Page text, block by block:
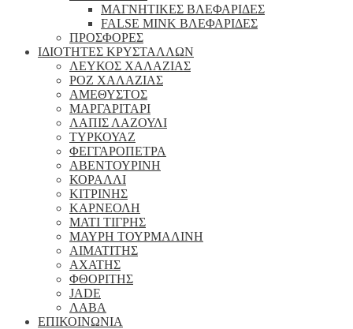
ΜΑΓΝΗΤΙΚΕΣ ΒΛΕΦΑΡΙΔΕΣ
FALSE MINK ΒΛΕΦΑΡΙΔΕΣ
ΠΡΟΣΦΟΡΕΣ
ΙΔΙΟΤΗΤΕΣ ΚΡΥΣΤΑΛΛΩΝ
ΛΕΥΚΟΣ ΧΑΛΑΖΙΑΣ
ΡΟΖ ΧΑΛΑΖΙΑΣ
ΑΜΕΘΥΣΤΟΣ
ΜΑΡΓΑΡΙΤΑΡΙ
ΛΑΠΙΣ ΛΑΖΟΥΛΙ
ΤΥΡΚΟΥΑΖ
ΦΕΓΓΑΡΟΠΕΤΡΑ
ΑΒΕΝΤΟΥΡΙΝΗ
ΚΟΡΑΛΛΙ
ΚΙΤΡΙΝΗΣ
ΚΑΡΝΕΟΛΗ
ΜΑΤΙ ΤΙΓΡΗΣ
ΜΑΥΡΗ ΤΟΥΡΜΑΛΙΝΗ
ΑΙΜΑΤΙΤΗΣ
ΑΧΑΤΗΣ
ΦΘΟΡΙΤΗΣ
JADE
ΛΑΒΑ
ΕΠΙΚΟΙΝΩΝΙΑ